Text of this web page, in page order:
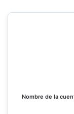
Nombre de la